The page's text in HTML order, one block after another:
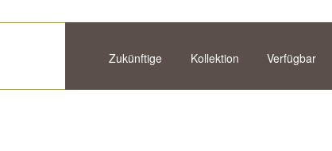
Zukünftige Kollektion Verfügbar